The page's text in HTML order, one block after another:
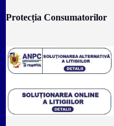
Protecția Consumatorilor